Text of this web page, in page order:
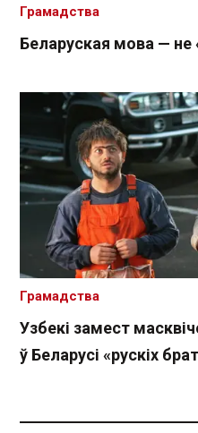
Беларуская мова — не
Грамадства
Узбекі замест
ў Беларусі «рускіх
Грамадства